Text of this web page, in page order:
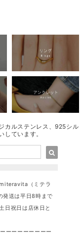
カルステンレス、925シル
しています。
（ミテラ
発送は平日8時まで
日祝日は店休日と
ーー